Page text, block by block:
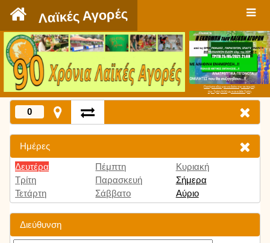
Λαϊκές Αγορές
Πατήστε εδώ για να δείτε την εκπομπή
την Τρίτη 9:00 μμ και κάθε Τρίτη
0
Ημέρες
Δευτέρα
Τρίτη
Τετάρτη
Πέμπτη
Παρασκευή
Σάββατο
Κυριακή
Σήμερα
Αύριο
Διεύθυνση